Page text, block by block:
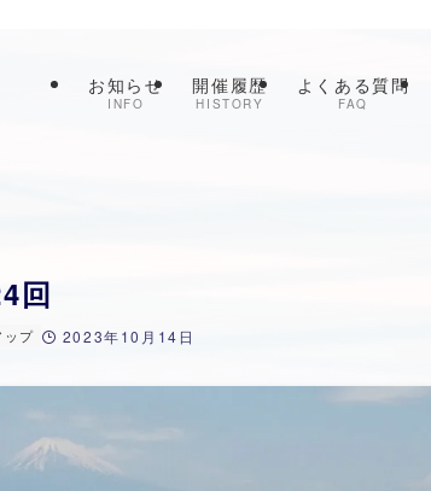
お知らせ
INFO
開催履歴
HISTORY
よくある質問
FAQ
回
ップ 2023年10月14日